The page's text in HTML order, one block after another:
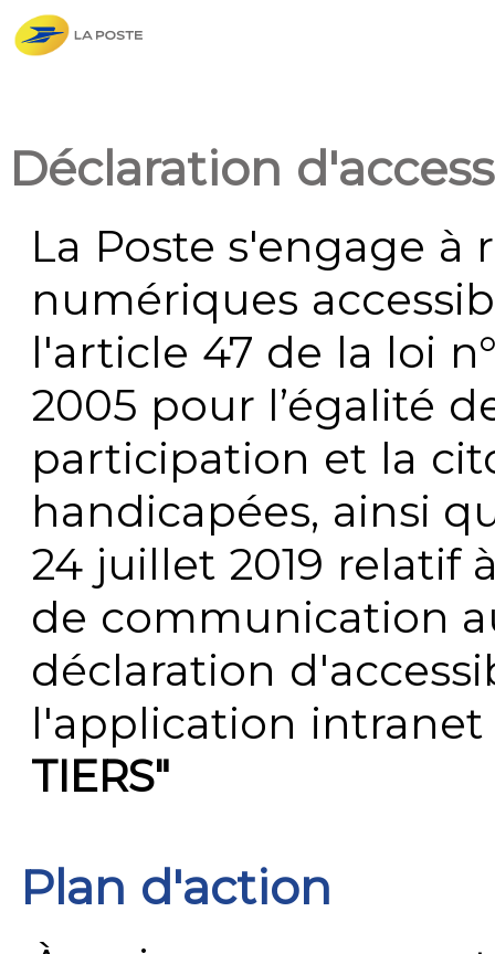
Déclaration
La Poste s'engage à
numériques
l'article 47 de la loi
2005 pour l’égalité
participation et la
handicapées, ainsi
24 juillet 2019 relatif
de communication
déclaration
l'application
TIERS"
Plan d'action